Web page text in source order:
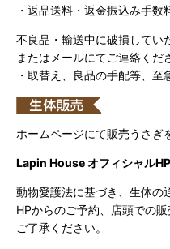
・返品送料・返金振込み手数
不良品・輸送中に破損してい
またはメールにてご連絡くだ
・取替え、良品の手配等、至
ホームページにて販売うさぎ
Lapin House オフィシャルHP
動物愛護法に基づき、生体の
HPからのご予約、店頭での
ご了承ください。